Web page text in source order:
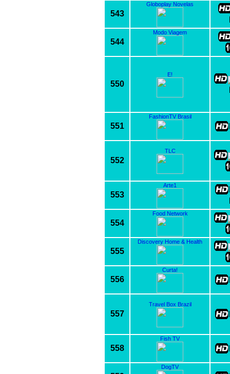
543
Globoplay Novelas
544
Modo Viagem
550
E!
551
FashionTV Brasil
552
TLC
553
Arte1
554
Food Network
555
Discovery Home & Health
556
Curta!
557
Travel Box Brazil
558
Fish TV
DogTV